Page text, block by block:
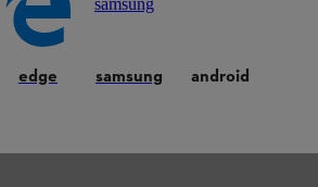
edge samsung android